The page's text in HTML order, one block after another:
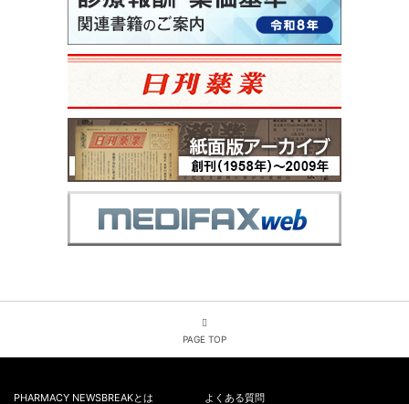
PAGE TOP
PHARMACY NEWSBREAKとは よくある質問